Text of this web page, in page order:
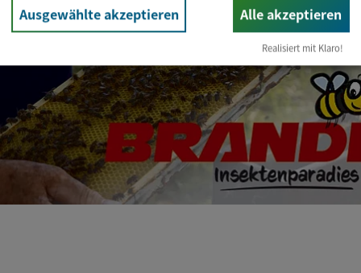
Ausgewählte akzeptieren Alle akzeptieren
Realisiert mit Klaro!